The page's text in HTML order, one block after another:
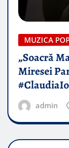
MUZICA
„Soacră
Miresei
admin